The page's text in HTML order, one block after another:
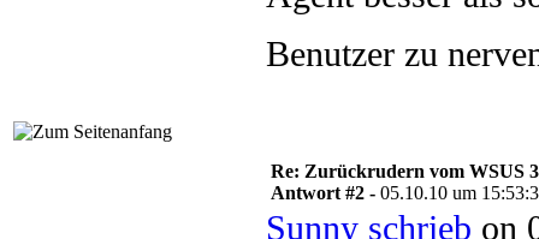
Benutzer zu
Re: Zurückrudern vom WSUS
Antwort #2 - 05.10.10 um
Sunny schrieb on